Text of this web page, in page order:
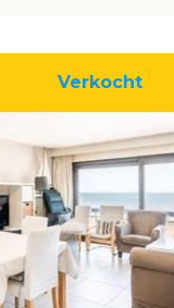
Verkocht